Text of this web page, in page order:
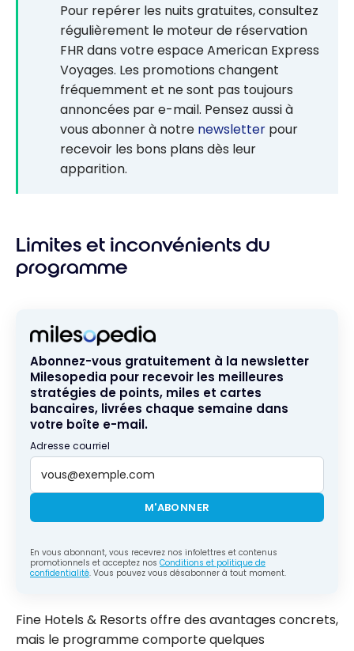
Pour repérer les nuits gratuites, consultez
régulièrement le moteur de réservation
FHR dans votre espace American Express
Voyages. Les promotions changent
fréquemment et ne sont pas toujours
annoncées par e-mail. Pensez aussi à
vous abonner à notre newsletter pour
recevoir les bons plans dès leur
apparition.
Limites et inconvénients du
programme
Abonnez-vous gratuitement à la newsletter
Milesopedia pour recevoir les meilleures
stratégies de points, miles et cartes
bancaires, livrées chaque semaine dans
votre boîte e-mail.
Adresse courriel
M'ABONNER
En vous abonnant, vous recevrez nos infolettres et contenus
promotionnels et acceptez nos Conditions et politique de
confidentialité. Vous pouvez vous désabonner à tout moment.
Fine Hotels & Resorts offre des avantages concrets,
mais le programme comporte quelques